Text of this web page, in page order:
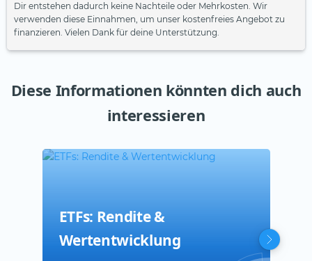
Dir entstehen dadurch keine Nachteile oder Mehrkosten. Wir
verwenden diese Einnahmen, um unser kostenfreies Angebot zu
finanzieren. Vielen Dank für deine Unterstützung.
Diese Informationen könnten dich auch
interessieren
ETFs: Rendite &
Wertentwicklung